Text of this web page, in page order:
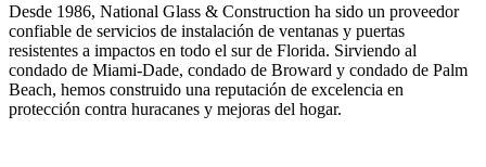
Desde 1986, National Glass & Construction ha sido un proveedor
confiable de servicios de instalación de ventanas y puertas
resistentes a impactos en todo el sur de Florida. Sirviendo al
condado de Miami-Dade, condado de Broward y condado de Palm
Beach, hemos construido una reputación de excelencia en
protección contra huracanes y mejoras del hogar.